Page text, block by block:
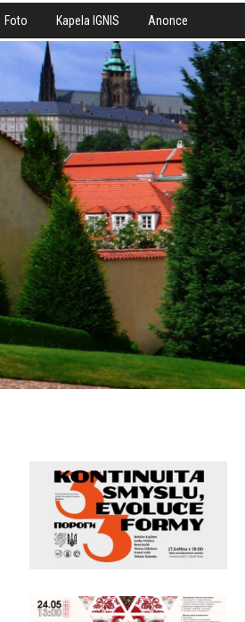
Foto Kapela IGNIS Anonce